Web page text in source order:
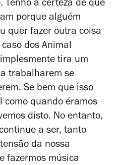
Tenho a certeza de que
porque alguém
quer fazer outra coisa
dos Animal
tira um
trabalharem se
Se bem que isso
como quando éramos
disto. No entanto,
a ser, tanto
da nossa
fazermos música